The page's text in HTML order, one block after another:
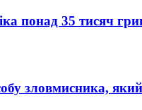
понад 35 тисяч
зловмисника,